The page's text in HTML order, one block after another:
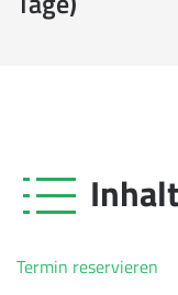
Termin reservieren